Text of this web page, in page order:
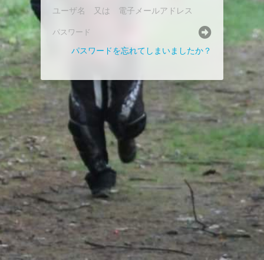
パスワードを忘れてしまいましたか？